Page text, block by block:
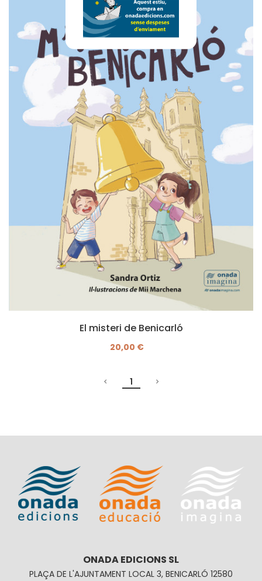
El misteri de Benicarló
20,00 €
1
ONADA EDICIONS SL
PLAÇA DE L'AJUNTAMENT LOCAL 3, BENICARLÓ 12580